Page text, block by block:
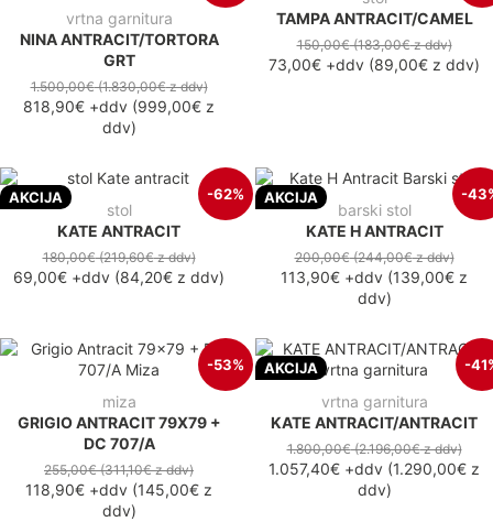
vrtna garnitura
NINA ANTRACIT/TORTORA
GRT
1.500,00€(1.830,00€z ddv)
818,90€ +ddv (999,00€ z
ddv)
TAMPA ANTRACIT/CAMEL
150,00€(183,00€z ddv)
73,00€ +ddv (89,00€ z ddv)
AKCIJA -62%
stol
KATE ANTRACIT
180,00€(219,60€z ddv)
69,00€ +ddv (84,20€ z ddv)
AKCIJA -
barski stol
KATE H ANTRACIT
200,00€(244,00€z ddv)
113,90€ +ddv (139,00€ z
ddv)
-53%
miza
GRIGIO ANTRACIT 79X79 +
DC 707/A
255,00€(311,10€z ddv)
118,90€ +ddv (145,00€ z
ddv)
AKCIJA -
vrtna garnitura
KATE ANTRACIT/ANTRACIT
1.800,00€(2.196,00€z ddv)
1.057,40€ +ddv (1.290,00€ z
ddv)